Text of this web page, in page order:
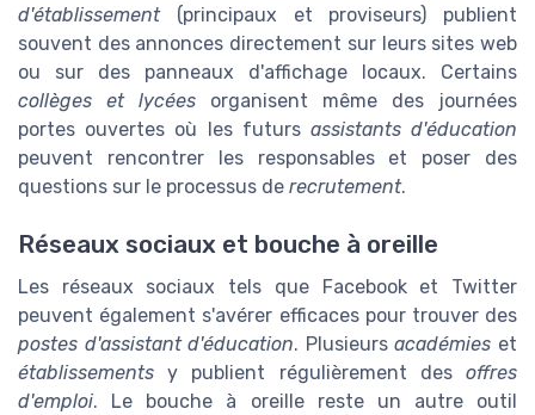
d'établissement(principaux et proviseurs) publient
souvent des annonces directement sur leurs sites web
ou sur des panneaux d'affichage locaux. Certains
collèges et lycées organisent même des journées
portes ouvertes où les futurs assistants d'éducation
peuvent rencontrer les responsables et poser des
questions sur le processus de recrutement.
Réseaux sociaux et bouche à oreille
Les réseaux sociaux tels que Facebook et Twitter
peuvent également s'avérer efficaces pour trouver des
postes d'assistant d'éducation. Plusieursacadémies et
établissements y publient régulièrement des offres
d'emploi. Le bouche à oreille reste un autre outil